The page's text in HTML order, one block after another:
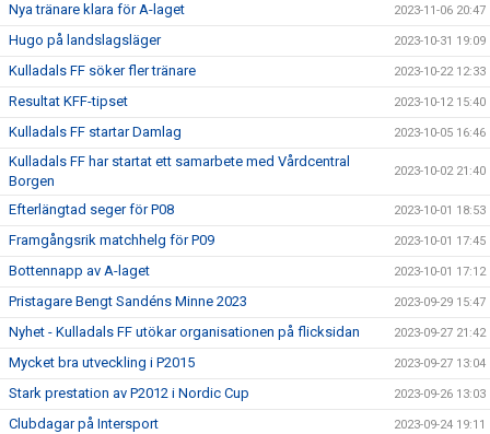
Nya tränare klara för A-laget 2023-11-06 20:47
Hugo på landslagsläger 2023-10-31 19:09
Kulladals FF söker fler tränare 2023-10-22 12:33
Resultat KFF-tipset 2023-10-12 15:40
Kulladals FF startar Damlag 2023-10-05 16:46
Kulladals FF har startat ett samarbete med Vårdcentral
Borgen
2023-10-02 21:40
Efterlängtad seger för P08 2023-10-01 18:53
Framgångsrik matchhelg för P09 2023-10-01 17:45
Bottennapp av A-laget 2023-10-01 17:12
Pristagare Bengt Sandéns Minne 2023 2023-09-29 15:47
Nyhet - Kulladals FF utökar organisationen på flicksidan 2023-09-27 21:42
Mycket bra utveckling i P2015 2023-09-27 13:04
Stark prestation av P2012 i Nordic Cup 2023-09-26 13:03
Clubdagar på Intersport 2023-09-24 19:11